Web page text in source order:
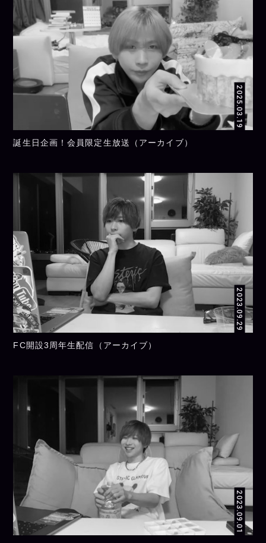
2025.03.19
誕生日企画！会員限定生放送（アーカイブ）
2023.09.29
FC開設3周年生配信（アーカイブ）
2023.09.01